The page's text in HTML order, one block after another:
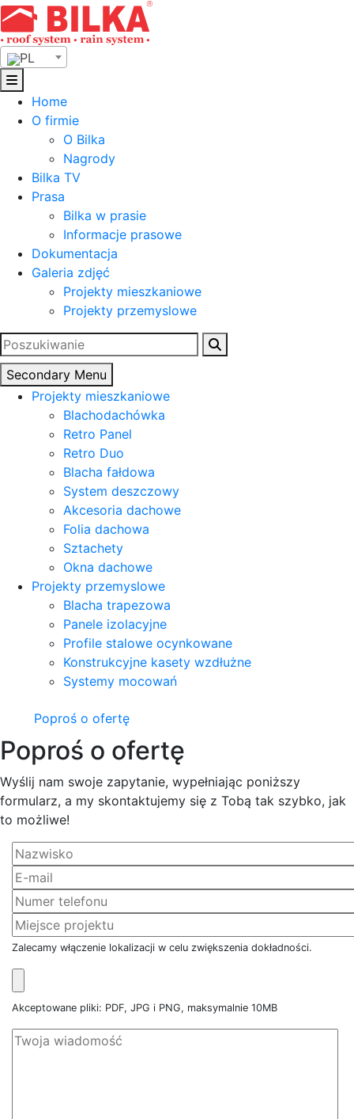
Skip
to
content
PL
Home
O firmie
O Bilka
Nagrody
Bilka TV
Prasa
Bilka w prasie
Informacje prasowe
Dokumentacja
Galeria zdjęć
Projekty mieszkaniowe
Projekty przemyslowe
Szukaj:
Secondary Menu
Projekty mieszkaniowe
Blachodachówka
Retro Panel
Retro Duo
Blacha fałdowa
System deszczowy
Akcesoria dachowe
Folia dachowa
Sztachety
Okna dachowe
Projekty przemyslowe
Blacha trapezowa
Panele izolacyjne
Profile stalowe ocynkowane
Konstrukcyjne kasety wzdłużne
Systemy mocowań
Poproś o ofertę
Poproś o ofertę
Wyślij nam swoje zapytanie, wypełniając poniższy
formularz, a my skontaktujemy się z Tobą tak szybko, jak
to możliwe!
Zalecamy włączenie lokalizacji w celu zwiększenia dokładności.
Akceptowane pliki: PDF, JPG i PNG, maksymalnie 10MB